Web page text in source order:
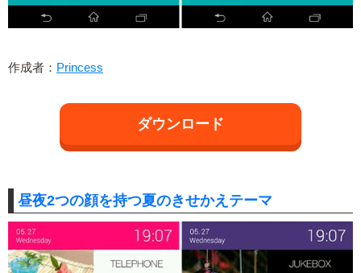
作成者： Princess
ダウンロード
昼夜2つの顔を持つ夏のきせかえテーマ